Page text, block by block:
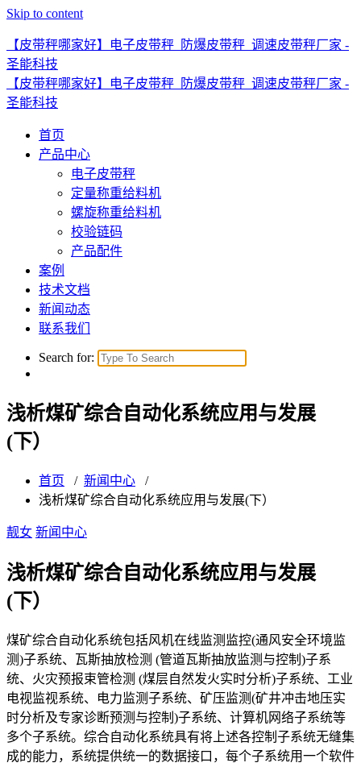
Skip to content
【皮带秤哪家好】电子皮带秤_防爆皮带秤_调速皮带秤厂家 -
圣能科技
【皮带秤哪家好】电子皮带秤_防爆皮带秤_调速皮带秤厂家 -
圣能科技
首页
产品中心
电子皮带秤
定量称重给料机
螺旋称重给料机
校验链码
产品配件
案例
技术文档
新闻动态
联系我们
Search for:
浅析煤矿综合自动化系统应用与发展
(下）
首页 / 新闻中心 /
浅析煤矿综合自动化系统应用与发展(下）
靓女 新闻中心
浅析煤矿综合自动化系统应用与发展
(下）
煤矿综合自动化系统包括风机在线监测监控(通风安全环境监
测)子系统、瓦斯抽放检测 (管道瓦斯抽放监测与控制)子系
统、火灾预报束管检测 (煤层自然发火实时分析)子系统、工业
电视监视系统、电力监测子系统、矿压监测(矿井冲击地压实
时分析及专家诊断预测与控制)子系统、计算机网络子系统等
多个子系统。综合自动化系统具有将上述各控制子系统无缝集
成的能力，系统提供统一的数据接口，每个子系统用一个软件